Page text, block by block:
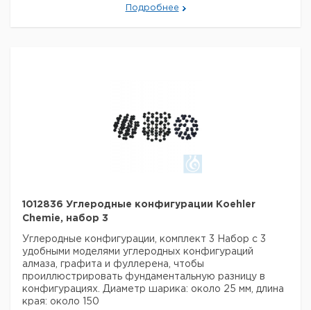
Подробнее
1012836 Углеродные конфигурации Koehler
Chemie, набор 3
Углеродные конфигурации, комплект 3
Набор с 3
удобными моделями углеродных конфигураций
алмаза, графита и фуллерена, чтобы
проиллюстрировать фундаментальную разницу в
конфигурациях. Диаметр шарика: около 25 мм, длина
края: около 150